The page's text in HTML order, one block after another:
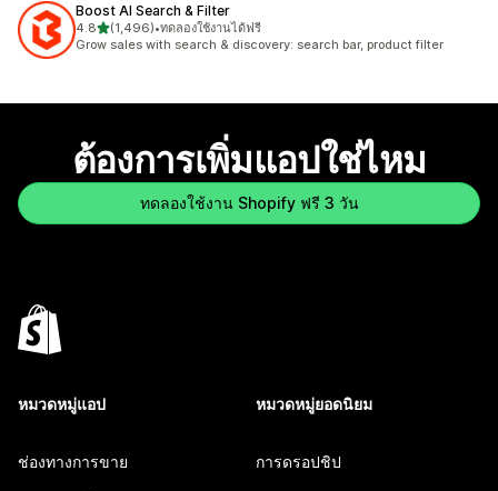
Boost AI Search & Filter
4.8เต็ม 5 ดาว
(1,496)
ทั้งหมด 1496 รีวิว
•ทดลองใช้งานได้ฟรี
Grow sales with search & discovery: search bar, product filter
ต้องการเพิ่มแอปใช่ไหม
ทดลองใช้งาน Shopify ฟรี 3 วัน
หมวดหมู่แอป
ช่องทางการขาย
หมวดหมู่ยอดนิยม
การดรอปชิป